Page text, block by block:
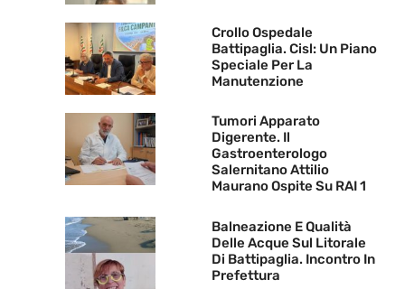
Crollo Ospedale
Battipaglia. Cisl: Un Piano
Speciale Per La
Manutenzione
Tumori Apparato
Digerente. Il
Gastroenterologo
Salernitano Attilio
Maurano Ospite Su RAI 1
Balneazione E Qualità
Delle Acque Sul Litorale
Di Battipaglia. Incontro In
Prefettura